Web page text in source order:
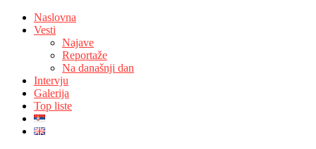
Naslovna
Vesti
Najave
Reportaže
Na današnji dan
Intervju
Galerija
Top liste